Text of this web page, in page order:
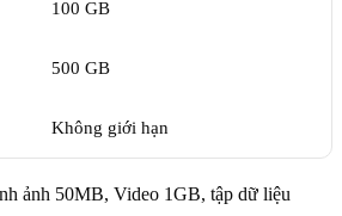
100 GB
500 GB
Không giới hạn
ảnh 50MB, Video 1GB, tập dữ liệu